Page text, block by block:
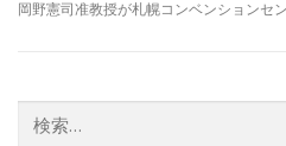
岡野憲司准教授が札幌コンベンションセ
索: